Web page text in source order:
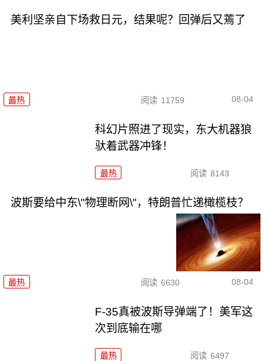
美利坚亲自下场救日元，结果呢？回弹后又蔫了
最热 阅读 11759 08-04
科幻片照进了现实，东大机器狼
驮着武器冲锋！
最热 阅读 8143
波斯要给中东\"物理断网\"，特朗普忙递橄榄枝？
最热 阅读 6630 08-04
F-35真被波斯导弹端了！美军这
次到底输在哪
最热 阅读 6497